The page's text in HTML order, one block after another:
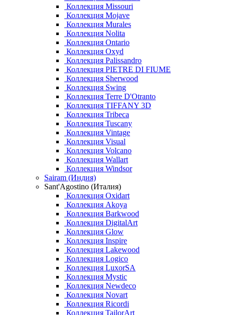
Коллекция Missouri
Коллекция Mojave
Коллекция Murales
Коллекция Nolita
Коллекция Ontario
Коллекция Oxyd
Коллекция Palissandro
Коллекция PIETRE DI FIUME
Коллекция Sherwood
Коллекция Swing
Коллекция Terre D'Otranto
Коллекция TIFFANY 3D
Коллекция Tribeca
Коллекция Tuscany
Коллекция Vintage
Коллекция Visual
Коллекция Volcano
Коллекция Wallart
Коллекция Windsor
Sairam (Индия)
Sant'Agostino (Италия)
Коллекция Oxidart
Коллекция Akoya
Коллекция Barkwood
Коллекция DigitalArt
Коллекция Glow
Коллекция Inspire
Коллекция Lakewood
Коллекция Logico
Коллекция LuxorSA
Коллекция Mystic
Коллекция Newdeco
Коллекция Novart
Коллекция Ricordi
Коллекция TailorArt